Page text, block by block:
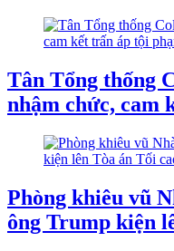
Tân Tổng thống
nhậm chức, cam
Phòng khiêu vũ
ông Trump kiện